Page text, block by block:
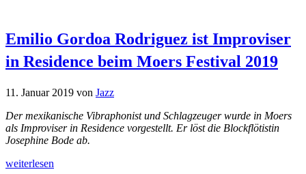
Emilio Gordoa Rodriguez ist Improviser
in Residence beim Moers Festival 2019
11. Januar 2019 von Jazz
Der mexikanische Vibraphonist und Schlagzeuger wurde in Moers
als Improviser in Residence vorgestellt. Er löst die Blockflötistin
Josephine Bode ab.
weiterlesen